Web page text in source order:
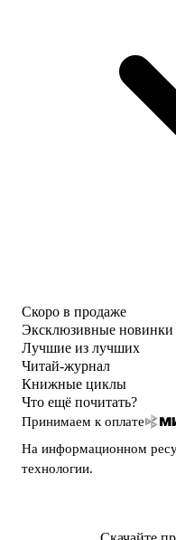
Скоро в продаже
Эксклюзивные новинки
Лучшие из лучших
Читай-журнал
Книжные циклы
Что ещё почитать?
Принимаем к оплате
На информационном
технологии.